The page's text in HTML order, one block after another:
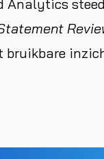
Analytics
bruikbare